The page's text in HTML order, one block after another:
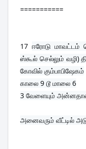
===========
17 ஈரோடு மாவட்டம்
ஸ்கூல் செல்லும் வழி)
கோவில் கும்பாபிஷேகம்
காலை 9 டூ மாலை 6
அனைவரும் வீட்டில்